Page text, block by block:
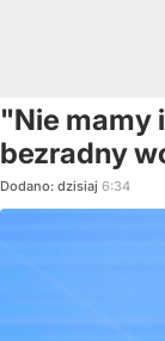
"Nie mamy
bezradny
Dodano: dzisiaj 6:34